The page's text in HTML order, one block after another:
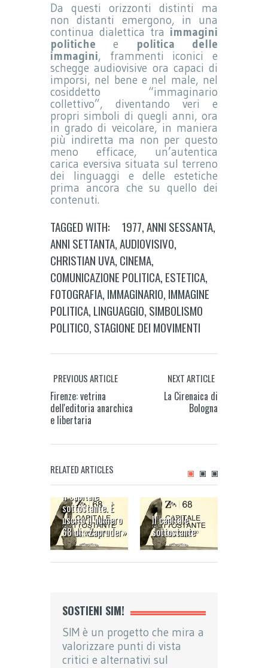
Da questi orizzonti distinti ma
non distanti emergono, in una
continua dialettica tra immagini
politiche e
politica delle
immagini, frammenti iconici e
schegge audiovisive ora capaci di
imporsi, nel bene e nel male, nel
cosiddetto “immaginario
collettivo”, diventando veri e
propri simboli di quegli anni, ora
in grado di veicolare, in maniera
più indiretta ma non per questo
meno efficace, un’autentica
carica eversiva situata sul terreno
dei linguaggi e delle estetiche
prima ancora che su quello dei
contenuti.
TAGGED WITH: 1977,ANNI SESSANTA,
ANNI SETTANTA,AUDIOVISIVO,
CHRISTIAN UVA, CINEMA,
COMUNICAZIONE POLITICA, ESTETICA,
FOTOGRAFIA, IMMAGINARIO, IMMAGINE
POLITICA, LINGUAGGIO, SIMBOLISMO
POLITICO, STAGIONE DEI MOVIMENTI
PREVIOUS ARTICLE
Firenze: vetrina
dell'editoria anarchica
e libertaria
NEXT ARTICLE
La Cirenaica di
Bologna
RELATED ARTICLES
Il capitale
sottostante. È
uscito il numero
68 di «Zapruder»
Il capitale
sottostante
SOSTIENI SIM!
SIM è un progetto che mira a
valorizzare punti di vista
critici e alternativi sul